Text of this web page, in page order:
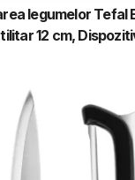
COPII
legumelor Tefal
12 cm,